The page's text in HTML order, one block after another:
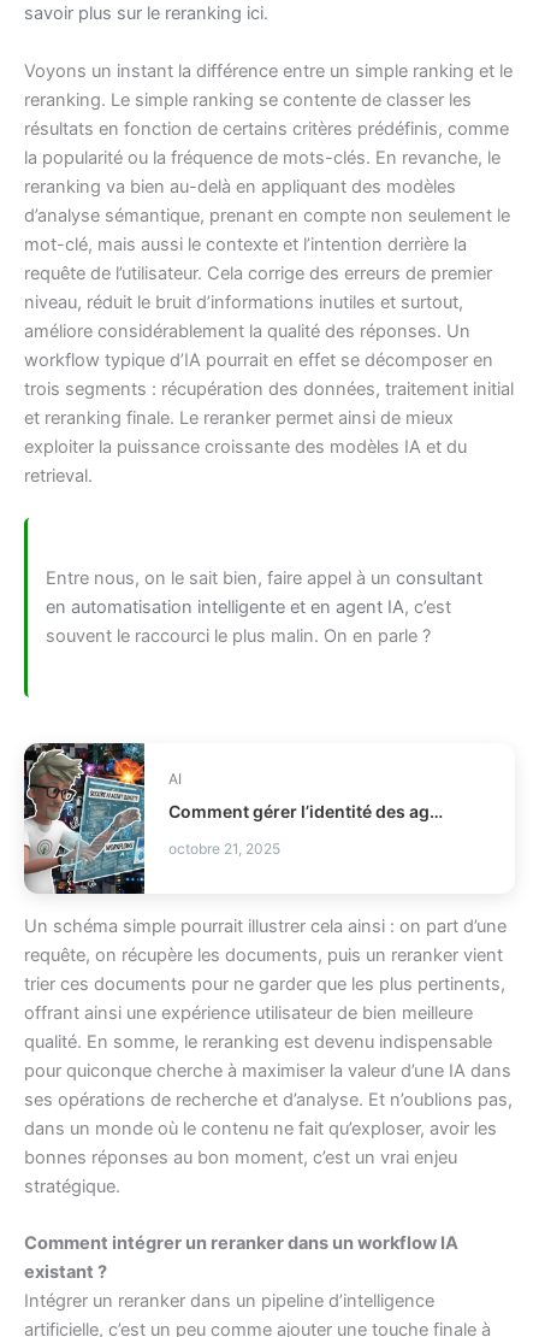
savoir plus sur le reranking ici.
Voyons un instant la différence entre un simple ranking et le
reranking. Le simple ranking se contente de classer les
résultats en fonction de certains critères prédéfinis, comme
la popularité ou la fréquence de mots-clés. En revanche, le
reranking va bien au-delà en appliquant des modèles
d’analyse sémantique, prenant en compte non seulement le
mot-clé, mais aussi le contexte et l’intention derrière la
requête de l’utilisateur. Cela corrige des erreurs de premier
niveau, réduit le bruit d’informations inutiles et surtout,
améliore considérablement la qualité des réponses. Un
workflow typique d’IA pourrait en effet se décomposer en
trois segments : récupération des données, traitement initial
et reranking finale. Le reranker permet ainsi de mieux
exploiter la puissance croissante des modèles IA et du
retrieval.
Entre nous, on le sait bien, faire appel à un consultant
en automatisation intelligente et en agent IA, c’est
souvent le raccourci le plus malin. On en parle ?
AI
Comment gérer l’identité des agents IA en production IAM ?
octobre 21, 2025
Un schéma simple pourrait illustrer cela ainsi : on part d’une
requête, on récupère les documents, puis un reranker vient
trier ces documents pour ne garder que les plus pertinents,
offrant ainsi une expérience utilisateur de bien meilleure
qualité. En somme, le reranking est devenu indispensable
pour quiconque cherche à maximiser la valeur d’une IA dans
ses opérations de recherche et d’analyse. Et n’oublions pas,
dans un monde où le contenu ne fait qu’exploser, avoir les
bonnes réponses au bon moment, c’est un vrai enjeu
stratégique.
Comment intégrer un reranker dans un workflow IA
existant ?
Intégrer un reranker dans un pipeline d’intelligence
artificielle, c’est un peu comme ajouter une touche finale à